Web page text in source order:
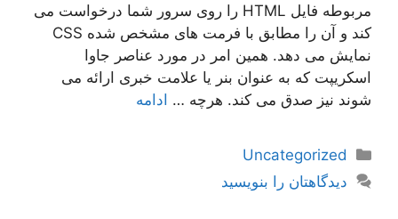
مربوطه فایل HTML را روی سرور شما درخواست می
کند و آن را مطابق با فرمت های مشخص شده CSS
نمایش می دهد. همین امر در مورد عناصر جاوا
اسکریپت که به عنوان بنر یا علامت خبری ارائه می
شوند نیز صدق می کند. هرچه … ادامه
دسته‌ها
Uncategorized
دیدگاهتان را بنویسید